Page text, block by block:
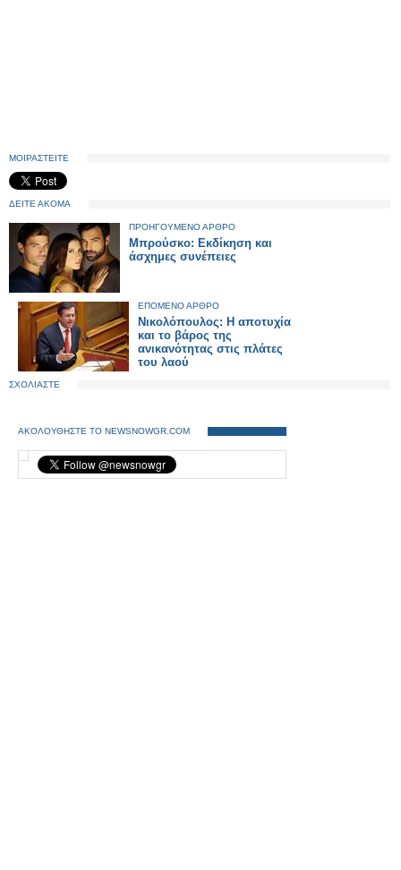
ΜΟΙΡΑΣΤΕΙΤΕ
ΔΕΙΤΕ ΑΚΟΜΑ
ΠΡΟΗΓΟΥΜΕΝΟ ΑΡΘΡΟ
Μπρούσκο: Εκδίκηση και
άσχημες συνέπειες
ΕΠΟΜΕΝΟ ΑΡΘΡΟ
Νικολόπουλος: Η αποτυχία
και το βάρος της
ανικανότητας στις πλάτες
του λαού
ΣΧΟΛΙΑΣΤΕ
ΑΚΟΛΟΥΘΗΣΤΕ ΤΟ NEWSNOWGR.COM